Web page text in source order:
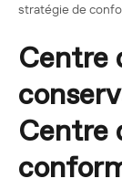
stratégie de
Centre
Centre